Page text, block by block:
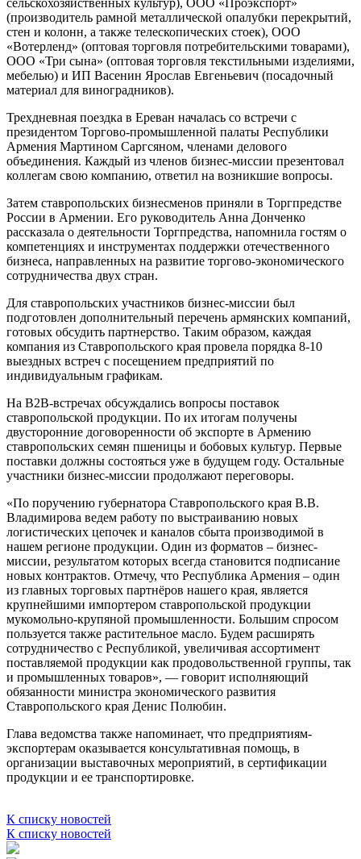
сельскохозяйственных культур), ООО «Проэкспорт»
(производитель рамной металлической опалубки перекрытий,
стен и колонн, а также телескопических стоек), ООО
«Вотерленд» (оптовая торговля потребительскими товарами),
ООО «Три сына» (оптовая торговля текстильными изделиями,
мебелью) и ИП Васенин Ярослав Евгеньевич (посадочный
материал для виноградников).
Трехдневная поездка в Ереван началась со встречи с
президентом Торгово-промышленной палаты Республики
Армения Мартином Саргсяном, членами делового
объединения. Каждый из членов бизнес-миссии презентовал
коллегам свою компанию, ответил на возникшие вопросы.
Затем ставропольских бизнесменов приняли в Торгпредстве
России в Армении. Его руководитель Анна Донченко
рассказала о деятельности Торгпредства, напомнила гостям о
компетенциях и инструментах поддержки отечественного
бизнеса, направленных на развитие торгово-экономического
сотрудничества двух стран.
Для ставропольских участников бизнес-миссии был
подготовлен дополнительный перечень армянских компаний,
готовых обсудить партнерство. Таким образом, каждая
компания из Ставропольского края провела порядка 8-10
выездных встреч с посещением предприятий по
индивидуальным графикам.
На В2В-встречах обсуждались вопросы поставок
ставропольской продукции. По их итогам получены
двусторонние договоренности об экспорте в Армению
ставропольских семян пшеницы и бобовых культур. Первые
поставки должны состояться уже в будущем году. Остальные
участники бизнес-миссии продолжают переговоры.
«По поручению губернатора Ставропольского края В.В.
Владимирова ведем работу по выстраиванию новых
логистических цепочек и каналов сбыта производимой в
нашем регионе продукции. Один из форматов – бизнес-
миссии, результатом которых всегда становится подписание
новых контрактов. Отмечу, что Республика Армения – один
из главных торговых партнёров нашего края, является
крупнейшими импортером ставропольской продукции
мукомольно-крупяной промышленности. Большим спросом
пользуется также растительное масло. Будем расширять
сотрудничество с Республикой, увеличивая ассортимент
поставляемой продукции как продовольственной группы, так
и промышленных товаров», — говорит исполняющий
обязанности министра экономического развития
Ставропольского края Денис Полюбин.
Глава ведомства также напоминает, что предприятиям-
экспортерам оказывается консультативная помощь, в
организации выставочных мероприятий, в сертификации
продукции и ее транспортировке.
К списку новостей
К списку новостей